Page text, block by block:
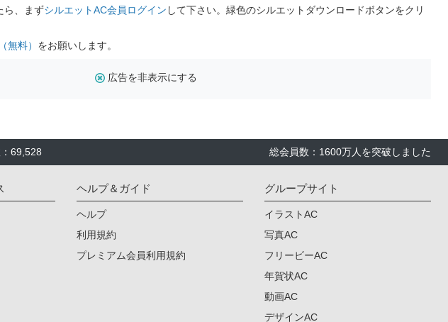
ら、まずシルエットAC会員ログイン して下さい。緑色のシルエットダウンロードボタンをクリ
無料） をお願いします。
広告を非表示にする
69,528 総会員数：1600万人を突破しました
ヘルプ＆ガイド
ヘルプ
利用規約
プレミアム会員利用規約
グループサイト
イラストAC
写真AC
フリービーAC
年賀状AC
動画AC
デザインAC